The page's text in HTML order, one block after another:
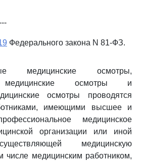
Федерального закона N 81-ФЗ.
медицинские осмотры,
медицинские осмотры и
осмотры проводятся
имеющими высшее и
медицинское
организации или иной
медицинскую
числе медицинским работником,